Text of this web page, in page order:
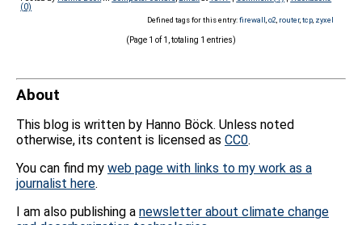
(0)
Defined tags for this entry:firewall o2 router,tcp, zyxel
(Page 1 of 1, totaling 1 entries)
About
This blog is written by Hanno Böck. Unless noted
otherwise, its content is licensed as CC0.
You can find my web page with links to my work as a
journalist here.
I am also publishing a newsletter about climate change